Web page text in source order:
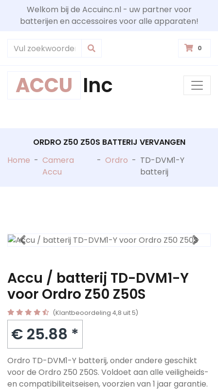
Welkom bij de Accuinc.nl - uw partner voor
batterijen en accessoires voor alle apparaten!
0
ACCU Inc
ORDRO Z50 Z50S BATTERIJ VERVANGEN
Home - Camera
Accu
- Ordro - TD-DVM1-Y
batterij
Accu / batterij TD-DVM1-Y
voor Ordro Z50 Z50S
(Klantbeoordeling 4,8 uit 5)
€ 25.88 *
Ordro TD-DVM1-Y batterij, onder andere geschikt
voor de Ordro Z50 Z50S. Voldoet aan alle veiligheids-
en compatibiliteitseisen, voorzien van 1 jaar garantie.